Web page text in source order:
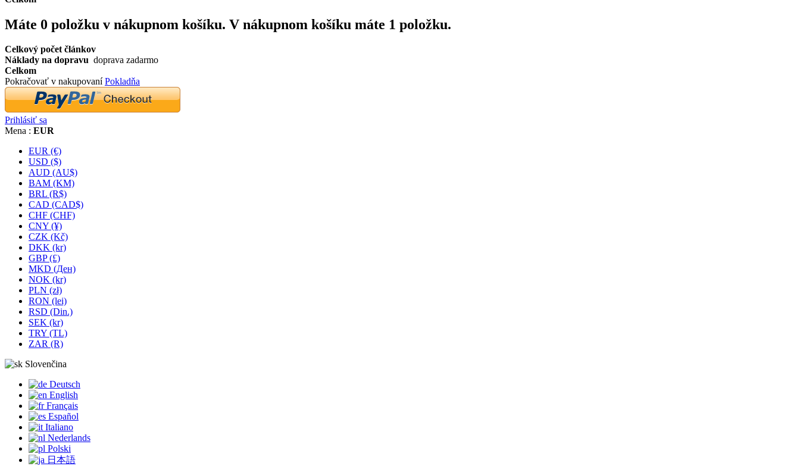
Máte 0 položku v nákupnom košíku. V nákupnom košíku máte 1 položku.
Celkový počet článkov
Náklady na dopravu doprava zadarmo
Celkom
Pokračovať v nakupovaníPokladňa
Prihlásiť sa
Mena : EUR
EUR (€)
USD ($)
AUD (AU$)
BAM (KM)
BRL (R$)
CAD (CAD$)
CHF (CHF)
CNY (¥)
CZK (Kč)
DKK (kr)
GBP (£)
MKD (Ден)
NOK (kr)
PLN (zł)
RON (lei)
RSD (Din.)
SEK (kr)
TRY (TL)
ZAR (R)
Slovenčina
Deutsch
English
Français
Español
Italiano
Nederlands
Polski
日本語